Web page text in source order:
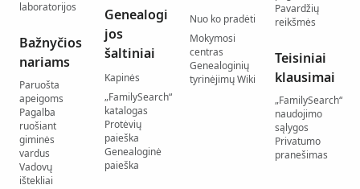
laboratorijos
Bažnyčios
nariams
Paruošta
apeigoms
Pagalba
ruošiant
giminės
vardus
Vadovų
ištekliai
Genealogi
jos
šaltiniai
Kapinės
„FamilySearch“
katalogas
Protėvių
paieška
Genealoginė
paieška
Nuo ko pradėti
Mokymosi
centras
Genealoginių
tyrinėjimų Wiki
Pavardžių
reikšmės
Teisiniai
klausimai
„FamilySearch“
naudojimo
sąlygos
Privatumo
pranešimas